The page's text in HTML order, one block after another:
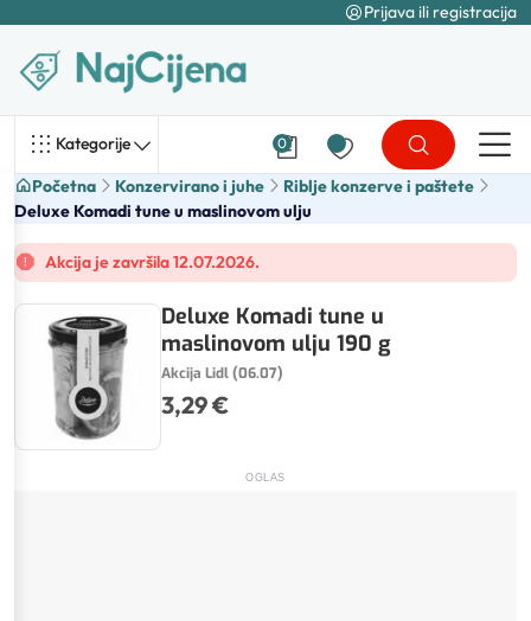
Prijava ili registracija
Kategorije 0
Početna Konzervirano i juhe
Riblje konzerve i paštete
Deluxe Komadi tune u maslinovom ulju
Akcija je završila 12.07.2026.
Deluxe Komadi tune u
maslinovom ulju 190 g
Akcija Lidl (06.07)
3,29 €
OGLAS